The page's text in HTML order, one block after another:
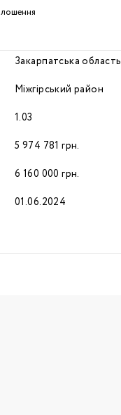
Закарпатська область
Міжгірський район
1.03
5 974 781 грн.
6 160 000 грн.
01.06.2024